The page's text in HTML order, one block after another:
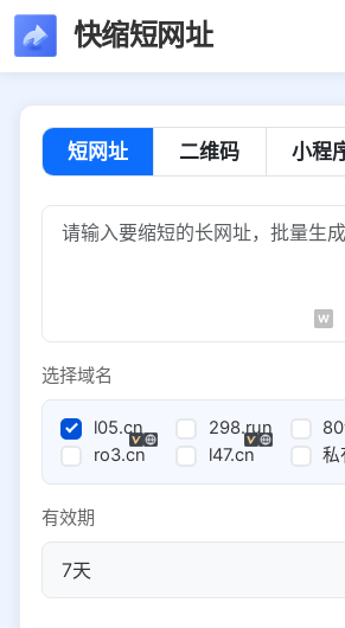
快缩短网址
短网址 二维码 小程
选择域名
l05.cn 298.run
ro3.cn
l47.cn 私
有效期